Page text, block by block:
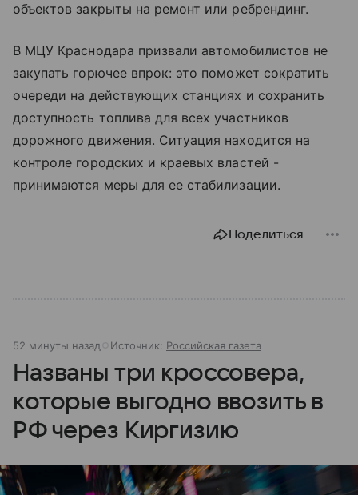
объектов закрыты на ремонт или ребрендинг.
В МЦУ Краснодара призвали автомобилистов не
закупать горючее впрок: это поможет сократить
очереди на действующих станциях и сохранить
доступность топлива для всех участников
дорожного движения. Ситуация находится на
контроле городских и краевых властей -
принимаются меры для ее стабилизации.
Поделиться
52 минуты назад Источник: Российская газета
Названы три кроссовера,
которые выгодно ввозить в
РФ через Киргизию